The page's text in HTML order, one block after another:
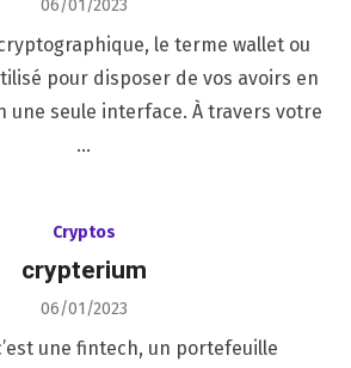
06/01/2023
le terme wallet ou
pour disposer de vos avoirs en
une seule interface. À travers votre
…
Cryptos
crypterium
Posted
06/01/2023
une fintech, un portefeuille